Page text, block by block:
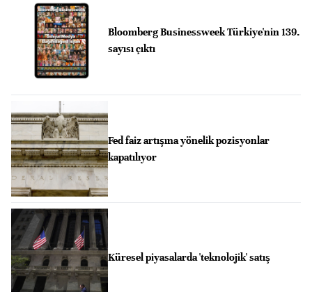
Bloomberg Businessweek Türkiye'nin 139.
sayısı çıktı
Fed faiz artışına yönelik pozisyonlar
kapatılıyor
Küresel piyasalarda 'teknolojik' satış